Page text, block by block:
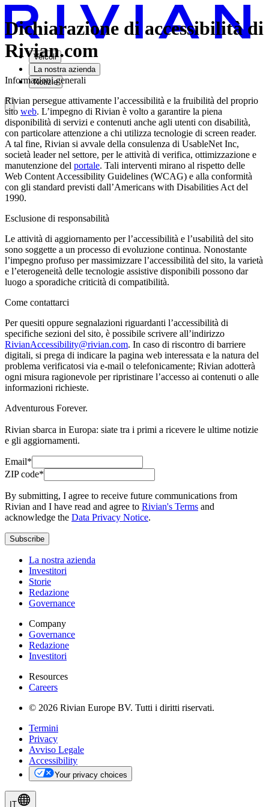
Veicoli
La nostra azienda
Notizie
Dichiarazione di accessibilità di
Rivian.com
Informazioni generali
Rivian persegue attivamente l’accessibilità e la fruibilità del proprio
sito web. L’impegno di Rivian è volto a garantire la piena
disponibilità di servizi e contenuti anche agli utenti con disabilità,
con particolare attenzione a chi utilizza tecnologie di screen reader.
A tal fine, Rivian si avvale della consulenza di UsableNet Inc,
società leader nel settore, per le attività di verifica, ottimizzazione e
manutenzione del portale. Tali interventi mirano al rispetto delle
Web Content Accessibility Guidelines (WCAG) e alla conformità
con gli standard previsti dall’Americans with Disabilities Act del
1990.
Esclusione di responsabilità
Le attività di aggiornamento per l’accessibilità e l’usabilità del sito
sono soggette a un processo di evoluzione continua. Nonostante
l’impegno profuso per massimizzare l’accessibilità del sito, la varietà
e l’eterogeneità delle tecnologie assistive disponibili possono dar
luogo a sporadiche criticità di compatibilità.
Come contattarci
Per quesiti oppure segnalazioni riguardanti l’accessibilità di
specifiche sezioni del sito, è possibile scrivere all’indirizzo
RivianAccessibility@rivian.com. In caso di riscontro di barriere
digitali, si prega di indicare la pagina web interessata e la natura del
problema verificatosi via e-mail o telefonicamente; Rivian adotterà
ogni misura ragionevole per ripristinare l’accesso ai contenuti o alle
informazioni richieste.
Adventurous Forever.
Rivian sbarca in Europa: siate tra i primi a ricevere le ultime notizie
e gli aggiornamenti.
Email*
ZIP code*
By submitting, I agree to receive future communications from
Rivian and I have read and agree to Rivian's Terms and
acknowledge the Data Privacy Notice.
Subscribe
La nostra azienda
Investitori
Storie
Redazione
Governance
Company
Governance
Redazione
Investitori
Resources
Careers
© 2026 Rivian Europe BV. Tutti i diritti riservati.
Termini
Privacy
Avviso Legale
Accessibility
Your privacy choices
IT